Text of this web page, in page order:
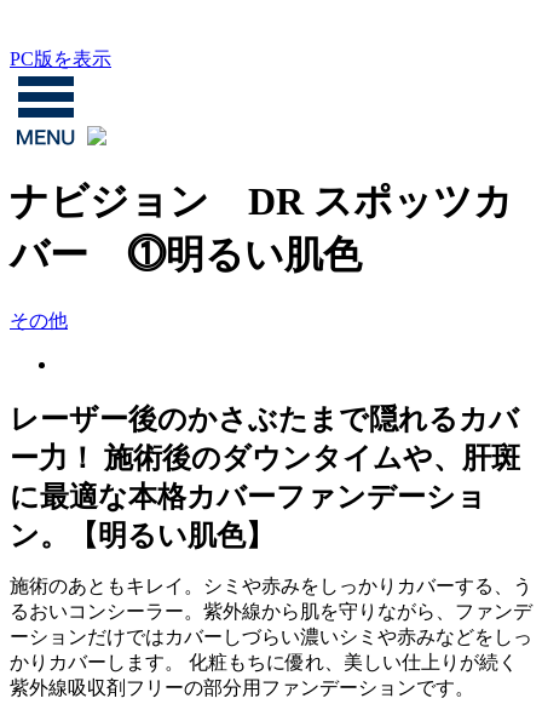
PC版を表示
ナビジョン DR スポッツカ
バー ⓵明るい肌色
その他
レーザー後のかさぶたまで隠れるカバ
ー力！ 施術後のダウンタイムや、肝斑
に最適な本格カバーファンデーショ
ン。【明るい肌色】
施術のあともキレイ。シミや赤みをしっかりカバーする、う
るおいコンシーラー。紫外線から肌を守りながら、ファンデ
ーションだけではカバーしづらい濃いシミや赤みなどをしっ
かりカバーします。 化粧もちに優れ、美しい仕上りが続く
紫外線吸収剤フリーの部分用ファンデーションです。